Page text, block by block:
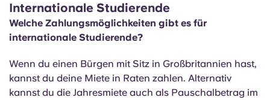
Internationale Studierende
Welche Zahlungsmöglichkeiten gibt es für
internationale Studierende?
Wenn du einen Bürgen mit Sitz in Großbritannien hast,
kannst du deine Miete in Raten zahlen. Alternativ
kannst du die Jahresmiete auch als Pauschalbetrag im